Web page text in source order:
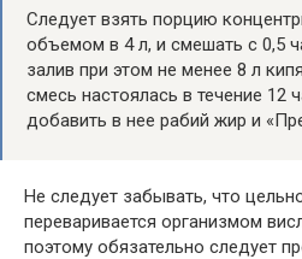
Следует взять порцию
объемом в 4 л, и смешать с 0,5
залив при этом не менее 8 л
смесь настоялась в течение 12
добавить в нее рабий жир и
Не следует забывать, что
переваривается организмом
поэтому обязательно следует